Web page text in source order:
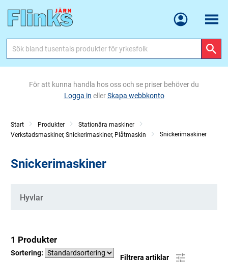
Meny
För att kunna handla hos oss och se priser behöver du
Logga in ellerSkapa webbkonto
Start Produkter
Stationära maskiner
Verkstadsmaskiner, Snickerimaskiner, Plåtmaskin
Snickerimaskiner
Snickerimaskiner
Kategorier
Hyvlar
1 Produkter
Sortering:
Filtrera artiklar